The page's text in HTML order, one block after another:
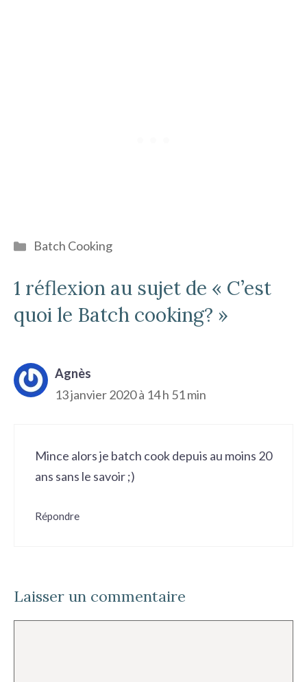
Catégories
Batch Cooking
1 réflexion au sujet de « C’est
quoi le Batch cooking? »
Agnès
13 janvier 2020 à 14 h 51 min
Mince alors je batch cook depuis au moins 20
ans sans le savoir ;)
Répondre
Laisser un commentaire